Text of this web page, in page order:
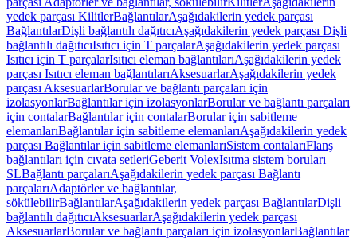
yedek parçası KilitlerBağlantılarAşağıdakilerin yedek parçası
BağlantılarDişli bağlantılı dağıtıcıAşağıdakilerin yedek parçası Dişli
bağlantılı dağıtıcıIsıtıcı için T parçalarAşağıdakilerin yedek parçası
Isıtıcı için T parçalarIsıtıcı eleman bağlantılarıAşağıdakilerin yedek
parçası Isıtıcı eleman bağlantılarıAksesuarlarAşağıdakilerin yedek
parçası AksesuarlarBorular ve bağlantı parçaları için
izolasyonlarBağlantılar için izolasyonlarBorular ve bağlantı parçaları
için contalarBağlantılar için contalarBorular için sabitleme
elemanlarıBağlantılar için sabitleme elemanlarıAşağıdakilerin yedek
parçası Bağlantılar için sabitleme elemanlarıSistem contalarıFlanş
bağlantıları için cıvata setleriGeberit VolexIsıtma sistem boruları
SLBağlantı parçalarıAşağıdakilerin yedek parçası Bağlantı
parçalarıAdaptörler ve bağlantılar,
sökülebilirBağlantılarAşağıdakilerin yedek parçası BağlantılarDişli
bağlantılı dağıtıcıAksesuarlarAşağıdakilerin yedek parçası
AksesuarlarBorular ve bağlantı parçaları için izolasyonlarBağlantılar